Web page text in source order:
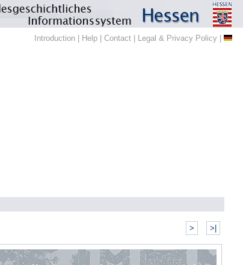
Introduction Help Contact Legal & Privacy Policy
> >|